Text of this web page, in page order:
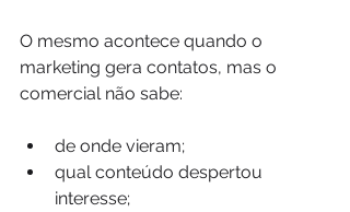
O mesmo acontece quando o
marketing gera contatos, mas o
comercial não sabe:
de onde vieram;
qual conteúdo despertou
interesse;